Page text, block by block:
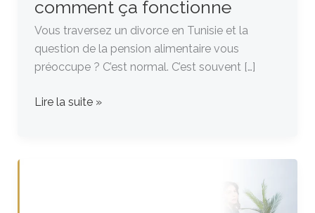
comment ça fonctionne
Vous traversez un divorce en Tunisie et la
question de la pension alimentaire vous
préoccupe ? C’est normal. C’est souvent […]
fonctionne
Lire la suite »